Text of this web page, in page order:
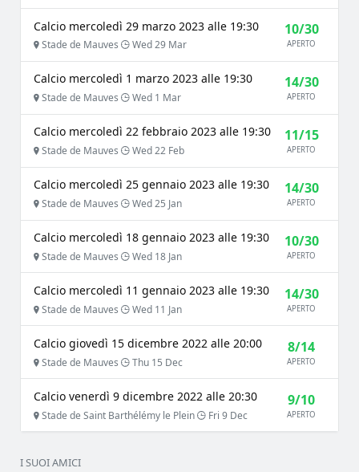
Calcio mercoledì 29 marzo 2023 alle 19:30
Stade de Mauves Wed 29 Mar
10/30
APERTO
Calcio mercoledì 1 marzo 2023 alle 19:30
Stade de Mauves Wed 1 Mar
14/30
APERTO
Calcio mercoledì 22 febbraio 2023 alle 19:30
Stade de Mauves Wed 22 Feb
11/15
APERTO
Calcio mercoledì 25 gennaio 2023 alle 19:30
Stade de Mauves Wed 25 Jan
14/30
APERTO
Calcio mercoledì 18 gennaio 2023 alle 19:30
Stade de Mauves Wed 18 Jan
10/30
APERTO
Calcio mercoledì 11 gennaio 2023 alle 19:30
Stade de Mauves Wed 11 Jan
14/30
APERTO
Calcio giovedì 15 dicembre 2022 alle 20:00
Stade de Mauves Thu 15 Dec
8/14
APERTO
Calcio venerdì 9 dicembre 2022 alle 20:30
Stade de Saint Barthélémy le Plein Fri 9 Dec
9/10
APERTO
I SUOI AMICI